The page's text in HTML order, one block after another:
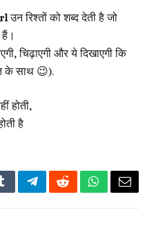
उन रिश्तों को शब्द देती है जो
चिढ़ाएगी और ये दिखाएगी कि
के साथ 😉).
होती,
है
TumblrTelegramRedditWhatsApp
Email